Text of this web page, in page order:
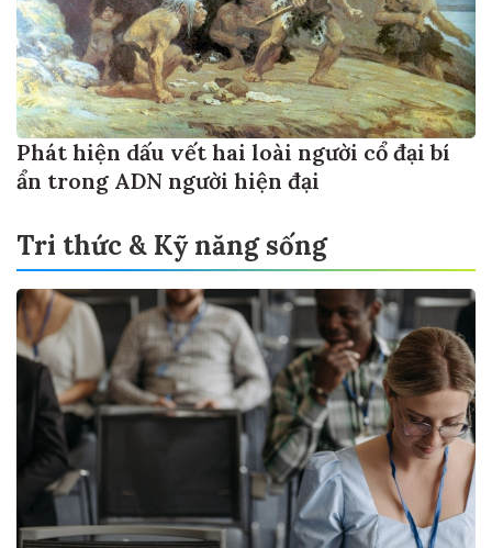
Phát hiện dấu vết hai loài người cổ đại bí
ẩn trong ADN người hiện đại
Tri thức & Kỹ năng sống